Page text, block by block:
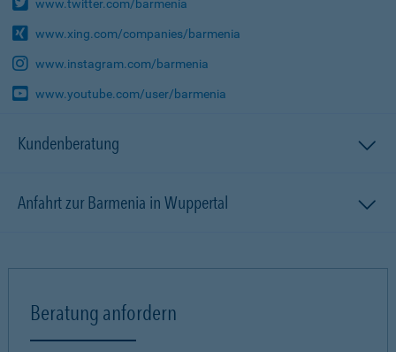
www.twitter.com/barmenia
www.xing.com/companies/barmenia
www.instagram.com/barmenia
www.youtube.com/user/barmenia
Kundenberatung
Anfahrt zur Barmenia in Wuppertal
Beratung anfordern